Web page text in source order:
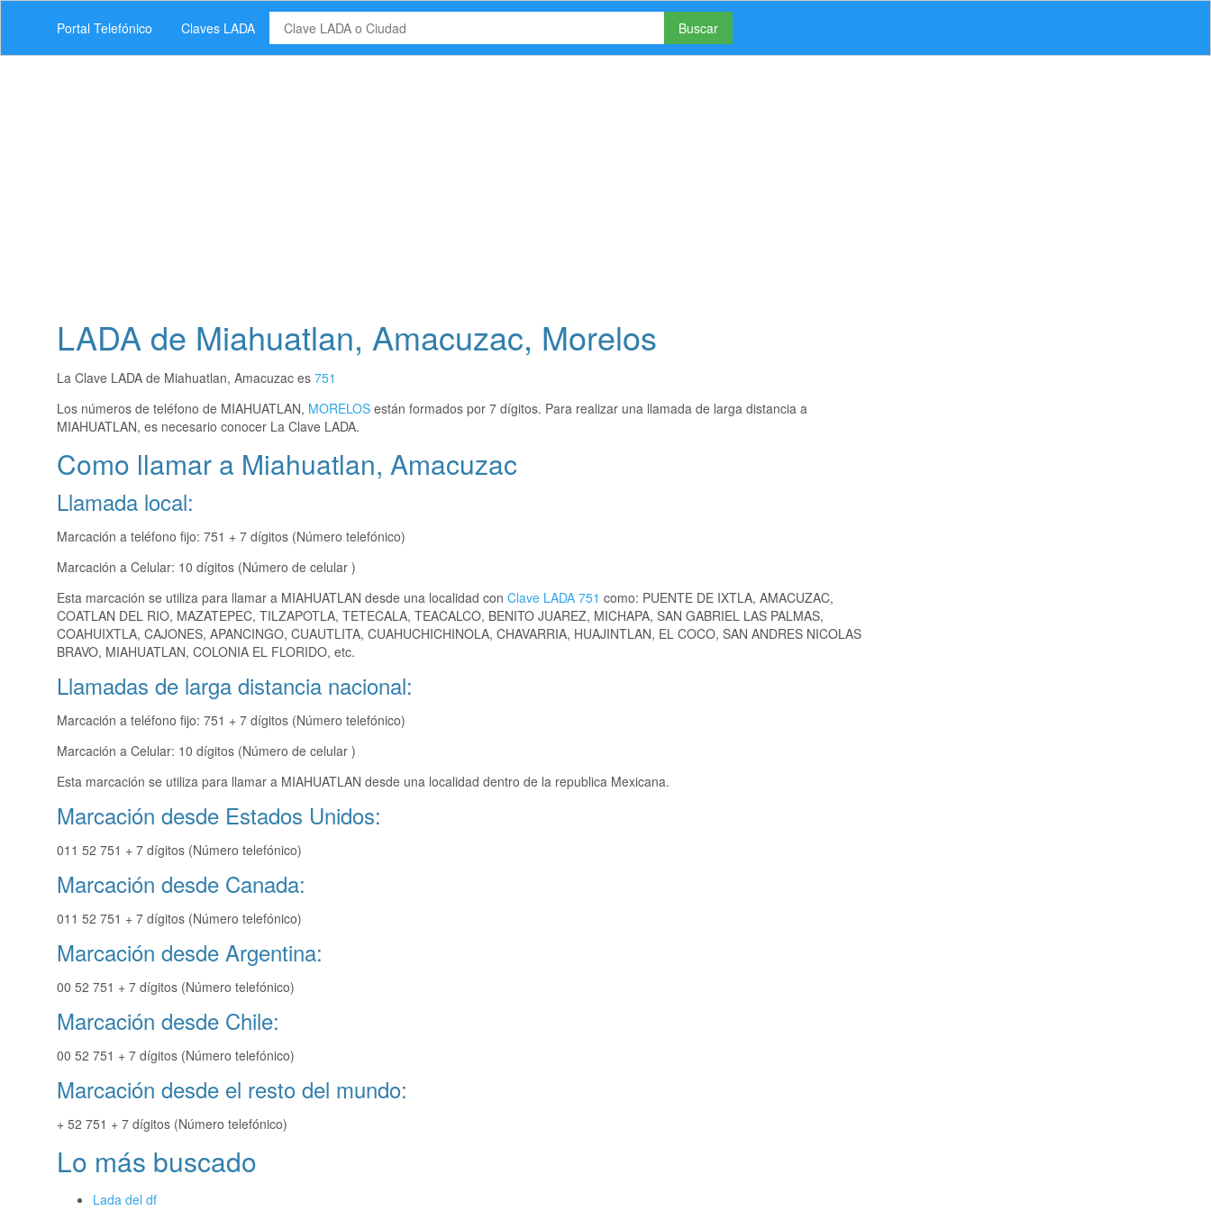
Portal Telefónico Claves LADA Buscar
LADA de Miahuatlan, Amacuzac, Morelos
La Clave LADA de Miahuatlan, Amacuzac es 751
Los números de teléfono de MIAHUATLAN, MORELOS están formados por 7 dígitos. Para realizar una llamada de larga distancia a
MIAHUATLAN, es necesario conocer La Clave LADA.
Como llamar a Miahuatlan, Amacuzac
Llamada local:
Marcación a teléfono fijo: 751 + 7 dígitos (Número telefónico)
Marcación a Celular: 10 dígitos (Número de celular )
Esta marcación se utiliza para llamar a MIAHUATLAN desde una localidad con Clave LADA 751 como: PUENTE DE IXTLA, AMACUZAC,
COATLAN DEL RIO, MAZATEPEC, TILZAPOTLA, TETECALA, TEACALCO, BENITO JUAREZ, MICHAPA, SAN GABRIEL LAS PALMAS,
COAHUIXTLA, CAJONES, APANCINGO, CUAUTLITA, CUAHUCHICHINOLA, CHAVARRIA, HUAJINTLAN, EL COCO, SAN ANDRES NICOLAS
BRAVO, MIAHUATLAN, COLONIA EL FLORIDO, etc.
Llamadas de larga distancia nacional:
Marcación a teléfono fijo: 751 + 7 dígitos (Número telefónico)
Marcación a Celular: 10 dígitos (Número de celular )
Esta marcación se utiliza para llamar a MIAHUATLAN desde una localidad dentro de la republica Mexicana.
Marcación desde Estados Unidos:
011 52 751 + 7 dígitos (Número telefónico)
Marcación desde Canada:
011 52 751 + 7 dígitos (Número telefónico)
Marcación desde Argentina:
00 52 751 + 7 dígitos (Número telefónico)
Marcación desde Chile:
00 52 751 + 7 dígitos (Número telefónico)
Marcación desde el resto del mundo:
+ 52 751 + 7 dígitos (Número telefónico)
Lo más buscado
Lada del df